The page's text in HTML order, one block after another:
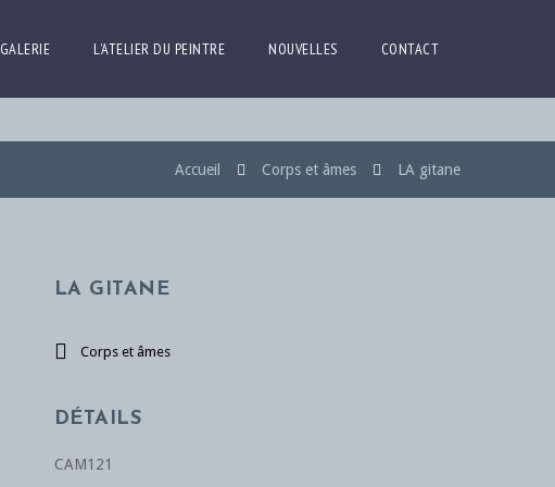
GALERIE L’ATELIER DU PEINTRE NOUVELLES CONTACT
Accueil Corps et âmes LA gitane
LA GITANE
Corps et âmes
DÉTAILS
CAM121